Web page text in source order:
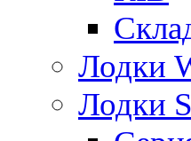
Лодки
Лодки